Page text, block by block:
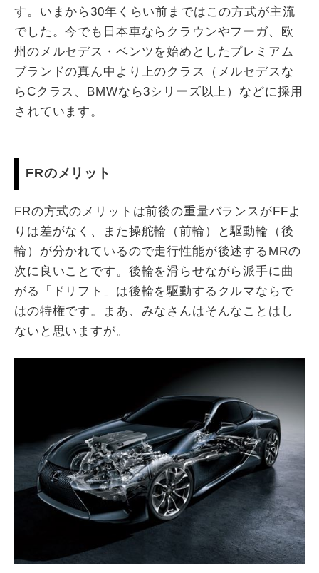
す。いまから30年くらい前まではこの方式が主流
でした。今でも日本車ならクラウンやフーガ、欧
州のメルセデス・ベンツを始めとしたプレミアム
ブランドの真ん中より上のクラス（メルセデスな
らCクラス、BMWなら3シリーズ以上）などに採用
されています。
FRのメリット
FRの方式のメリットは前後の重量バランスがFFよ
りは差がなく、また操舵輪（前輪）と駆動輪（後
輪）が分かれているので走行性能が後述するMRの
次に良いことです。後輪を滑らせながら派手に曲
がる「ドリフト」は後輪を駆動するクルマならで
はの特権です。まあ、みなさんはそんなことはし
ないと思いますが。